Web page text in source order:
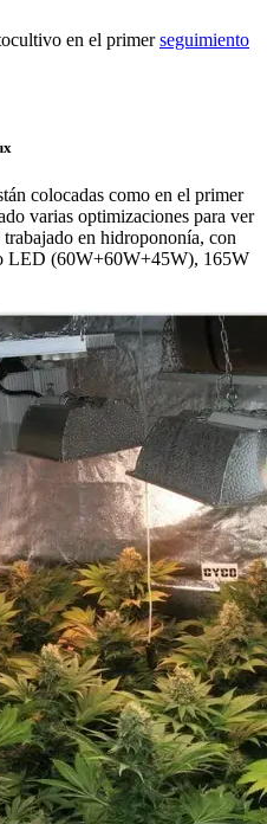
en el primerseguimiento
colocadas como en el primer
varias optimizaciones para ver
en hidropononía, con
LED (60W+60W+45W), 165W